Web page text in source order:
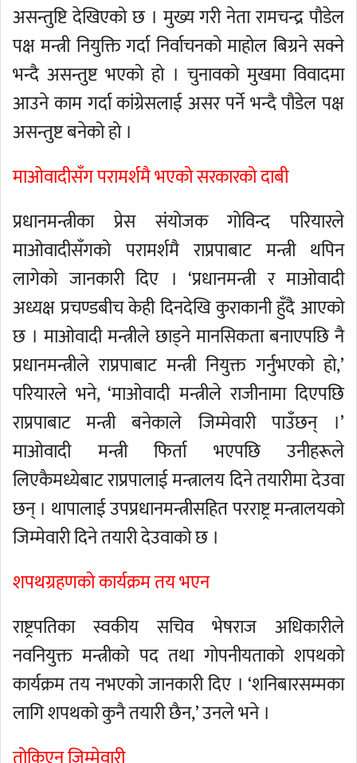
असन्तुष्टि देखिएको छ । मुख्य गरी नेता रामचन्द्र पौडेल
पक्ष मन्त्री नियुक्ति गर्दा निर्वाचनको माहोल बिग्रने सक्ने
भन्दै असन्तुष्ट भएको हो । चुनावको मुखमा विवादमा
आउने काम गर्दा कांग्रेसलाई असर पर्ने भन्दै पौडेल पक्ष
असन्तुष्ट बनेको हो ।
माओवादीसँग परामर्शमै भएको सरकारको दाबी
प्रधानमन्त्रीका प्रेस संयोजक गोविन्द परियारले
माओवादीसँगको परामर्शमै राप्रपाबाट मन्त्री थपिन
लागेको जानकारी दिए । ‘प्रधानमन्त्री र माओवादी
अध्यक्ष प्रचण्डबीच केही दिनदेखि कुराकानी हुँदै आएको
छ । माओवादी मन्त्रीले छाड्ने मानसिकता बनाएपछि नै
प्रधानमन्त्रीले राप्रपाबाट मन्त्री नियुक्त गर्नुभएको हो,’
परियारले भने, ‘माओवादी मन्त्रीले राजीनामा दिएपछि
राप्रपाबाट मन्त्री बनेकाले जिम्मेवारी पाउँछन् ।’
माओवादी मन्त्री फिर्ता भएपछि उनीहरूले
लिएकैमध्येबाट राप्रपालाई मन्त्रालय दिने तयारीमा देउवा
छन् । थापालाई उपप्रधानमन्त्रीसहित परराष्ट्र मन्त्रालयको
जिम्मेवारी दिने तयारी देउवाको छ ।
शपथग्रहणको कार्यक्रम तय भएन
राष्ट्रपतिका स्वकीय सचिव भेषराज अधिकारीले
नवनियुक्त मन्त्रीको पद तथा गोपनीयताको शपथको
कार्यक्रम तय नभएको जानकारी दिए । ‘शनिबारसम्मका
लागि शपथको कुनै तयारी छैन,’ उनले भने ।